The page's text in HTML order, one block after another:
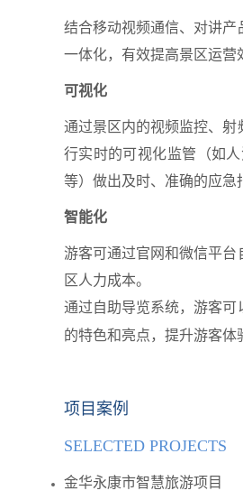
结合移动视频通信、对讲产
一体化，有效提高景区运营
可视化
通过景区内的视频监控、
行实时的可视化监管（如
等）做出及时、准确的应急
智能化
游客可通过官网和微信平
区人力成本。
通过自助导览系统，游客
的特色和亮点，提升游客体
项目案例
SELECTED PROJECTS
金华永康市智慧旅游项目